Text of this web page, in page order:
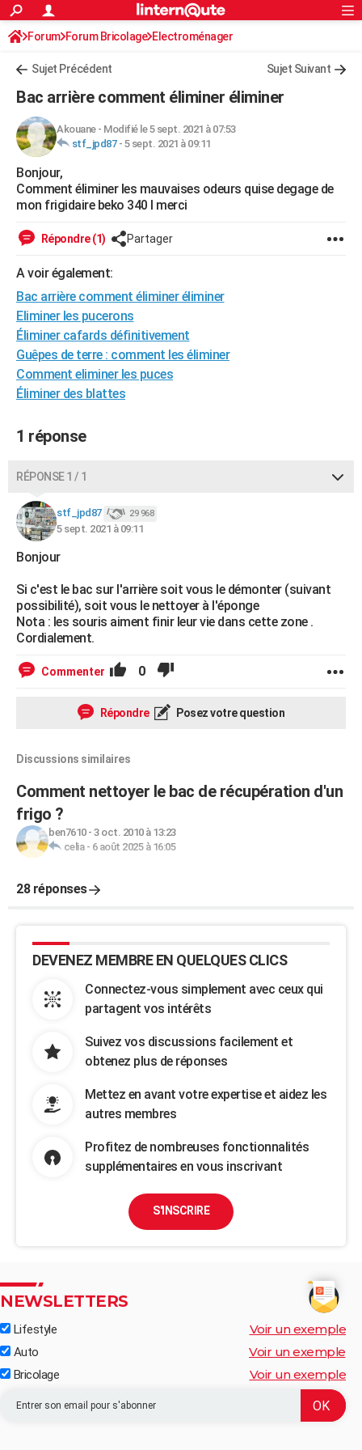
ACTUALITÉS
Politique
Société
Faits Divers
Education
Monde
Villes
+
FINANCE
Retraite
Impôts
Epargne
Immobilier
Risques naturels par ville
Banque
Assurance
Crédit
AUTO
Essais
Réserver un essai
Citadines
Berlines
SUV
Forum auto
+HIGH-TECH
Mobiles
Meilleur smartphone
Internet
Ordinateurs
Jeux vidéo
Guide high-tech
+
Forum
Aménagement intérieur
Extérieur
Cuisine
Salle de bains
Jardinage
Rangement
WEEK-END
Guides de France
Escapades
Patrimoine
Expositions
Musées
Week-end nature
+LIFESTYLE
Art de vivre
Bien-être
Loisirs
Mode
Modes de vie
SANTE
Alimentation
Guide de la santé
Maladies
Médicaments
Sommeil
VOYAGE
Destinations
City break
Voyage nature
Voyage de noces
Forum
Climat
+PHOTO
BONS PLANS
CARTE DE VOEUX
Carte de Noël
Carte Bonne année
Carte Saint-Valentin
Carte Pâques
Carte d'anniversaire
DICTIONNAIRE
Dictionnaire
Biographies
Citations
Expressions
Proverbes
S'inscrire
Se connecter
Lycées
Collèges
Primaires
Universités
Entreprises
Service militaire
Avis de recherche
AVIS DE DÉCÈS
FORUM
Bricolage
Lifestyle
Culture
Sport
Auto
Television
Voyage
Cinema
S'inscrire
Connexion
Forum Forum Bricolage Electroménager
Sujet Précédent Sujet Suivant
Bac arrière comment éliminer éliminer
Akouane- Modifié le 5 sept. 2021 à 07:53
stf_jpd87- 5 sept. 2021 à 09:11
Bonjour,
Comment éliminer les mauvaises odeurs quise degage de
mon frigidaire beko 340 l merci
Répondre (1) Partager
A voir également:
Bac arrière comment éliminer éliminer
Eliminer les pucerons
Éliminer cafards définitivement
Guêpes de terre : comment les éliminer
Comment eliminer les puces
Éliminer des blattes
1 réponse
RÉPONSE 1 / 1
stf_jpd87 29 968
5 sept. 2021 à 09:11
Bonjour
Si c'est le bac sur l'arrière soit vous le démonter (suivant
possibilité), soit vous le nettoyer à l'éponge
Nota : les souris aiment finir leur vie dans cette zone .
Cordialement.
Commenter 0
Répondre Posez votre question
Discussions similaires
Comment nettoyer le bac de récupération d'un
frigo ?
ben7610- 3 oct. 2010 à 13:23
celia- 6 août 2025 à 16:05
28 réponses
DEVENEZ MEMBRE EN QUELQUES CLICS
Connectez-vous simplement avec ceux qui
partagent vos intérêts
Suivez vos discussions facilement et
obtenez plus de réponses
Mettez en avant votre expertise et aidez les
autres membres
Profitez de nombreuses fonctionnalités
supplémentaires en vous inscrivant
S'INSCRIRE
NEWSLETTERS
Lifestyle Voir un exemple
Auto Voir un exemple
Bricolage Voir un exemple